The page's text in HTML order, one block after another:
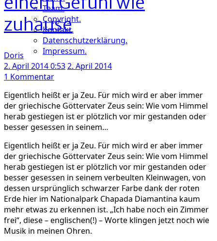
Team.
Copyright.
Kontakt.
Datenschutzerklärung.
Impressum.
zuhause
Doris
2. April 2014 0:532. April 2014
1 Kommentarzu
Do
Capão:
Auszeit
mit
Zeus,
Zirkus
und
einem
Gefühl
wie
zuhause
Eigentlich heißt er ja Zeu. Für mich wird er aber immer
der griechische Göttervater Zeus sein: Wie vom Himmel
herab gestiegen ist er plötzlich vor mir gestanden oder
besser gesessen in seinem…
Eigentlich heißt er ja Zeu. Für mich wird er aber immer
der griechische Göttervater Zeus sein: Wie vom Himmel
herab gestiegen ist er plötzlich vor mir gestanden oder
besser gesessen in seinem verbeulten Kleinwagen, von
dessen ursprünglich schwarzer Farbe dank der roten
Erde hier im Nationalpark Chapada Diamantina kaum
mehr etwas zu erkennen ist. „Ich habe noch ein Zimmer
frei“, diese – englischen(!) – Worte klingen jetzt noch wie
Musik in meinen Ohren.